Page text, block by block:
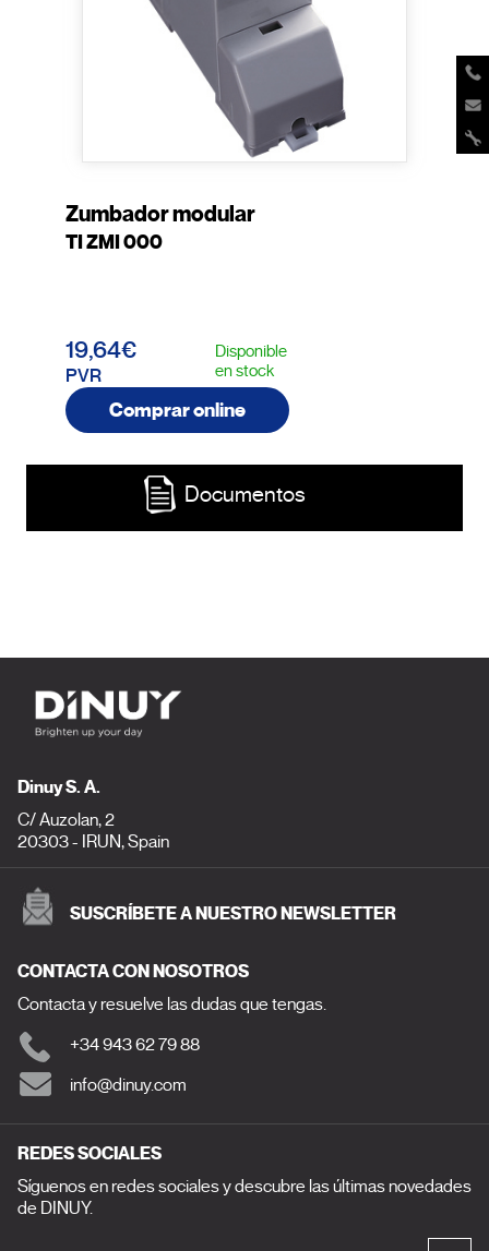
Zumbador modular
TI ZMI 000
19,64€
PVR
Disponible
en stock
Comprar online
Documentos
Dinuy S. A.
C/ Auzolan, 2
20303 - IRUN, Spain
SUSCRÍBETE A NUESTRO NEWSLETTER
CONTACTA CON NOSOTROS
Contacta y resuelve las dudas que tengas.
+34 943 62 79 88
info@dinuy.com
REDES SOCIALES
Síguenos en redes sociales y descubre las últimas novedades
de DINUY.